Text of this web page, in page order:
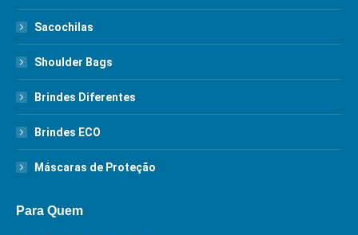
Sacochilas
Shoulder Bags
Brindes Diferentes
Brindes ECO
Máscaras de Proteção
Para Quem